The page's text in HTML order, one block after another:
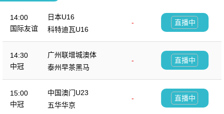
14:00
国际友谊
日本U16
-
科特迪瓦U16
直播中
14:30
中冠
广州联增城澳体
-
泰州早茶黑马
直播中
15:00
中冠
中国澳门U23
-
五华华京
直播中